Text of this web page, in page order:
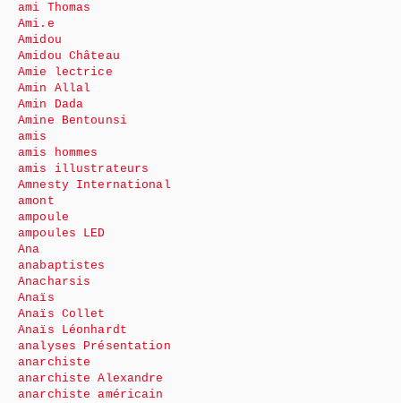
ami Thomas
Ami.e
Amidou
Amidou Château
Amie lectrice
Amin Allal
Amin Dada
Amine Bentounsi
amis
amis hommes
amis illustrateurs
Amnesty International
amont
ampoule
ampoules LED
Ana
anabaptistes
Anacharsis
Anaïs
Anaïs Collet
Anaïs Léonhardt
analyses Présentation
anarchiste
anarchiste Alexandre
anarchiste américain